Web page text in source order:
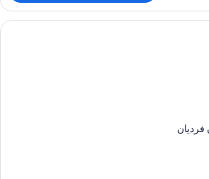
أغطية فراش متميزة وميني بار وخزنة